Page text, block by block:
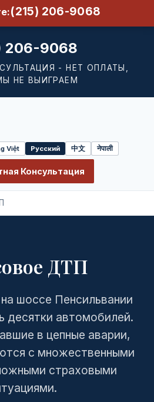
(215) 206-9068
206-9068
- НЕТ ОПЛАТЫ,
НЕ ВЫИГРАЕМ
Việt Русский 中文 नेपाली
Консультация
ДТП
шоссе Пенсильвании
десятки автомобилей.
в цепные аварии,
с множественными
страховыми